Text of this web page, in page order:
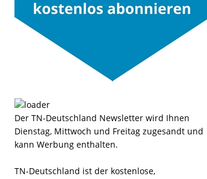
Der TN-Deutschland Newsletter wird Ihnen
Dienstag, Mittwoch und Freitag zugesandt und
kann Werbung enthalten.
TN-Deutschland ist der kostenlose,